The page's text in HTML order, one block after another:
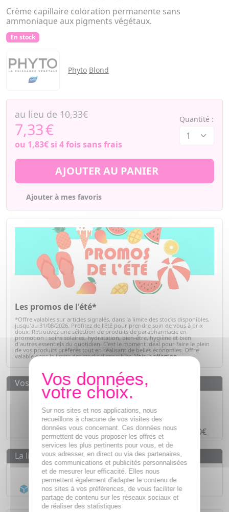
Crème capillaire coloration permanente sans
ammoniaque aux pigments végétaux.
En stock
Phyto Blond
au lieu de 10,33€
7,33€
ou 1,83€si 4 fois sans frais
Quantité :
AJOUTER AU PANIER
Ajouter à mes favoris
Les promos de l'été*
*Offre valables sur articles signalés, dans la limite des stocks disponibles,
jusqu'au 31/08/2026. Profitez de l'été pour prendre soin de vous à prix
doux. Retrouvez une sélection de produits de parapharmacie en
promotion : soins solaires, hydratation, bien-être, hygiène et bien
d'autres essentiels du quotidien. C'est le moment idéal pour faire le plein
de vos produits préférés tout en réalisant de belles économies. Offre
valable dans la limite des stocks disponibles.Voir la sélection
Vos avantages
Des prixIMBATTABLES
Paiement en ligneSÉCURISÉ
Paiement en4 fois sans fraisà partir de 30€
La livraison
Livraison gratuite dès55€
Acheminement Chronoposten 24h*
Sur nos sites et nos applications, nous
recueillons à chacune de vos visites des
données vous concernant. Ces données nous
permettent de vous proposer les offres et
services les plus pertinents pour vous, et de
vous adresser, en direct ou via des partenaires,
des communications et publicités personnalisées
et de mesurer leur efficacité. Elles nous
permettent également d'adapter le contenu de
nos sites à vos préférences, de vous faciliter le
partage de contenu sur les réseaux sociaux et
de réaliser des statistiques